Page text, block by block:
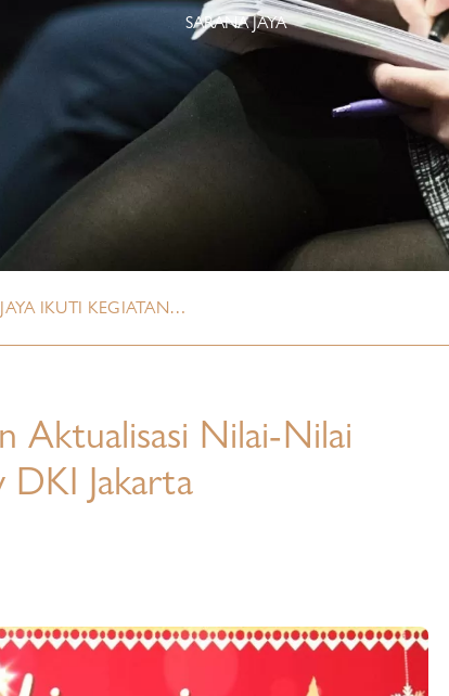
SARANA JAYA
IKUTI KEGIATAN…
Aktualisasi Nilai-Nilai
DKI Jakarta